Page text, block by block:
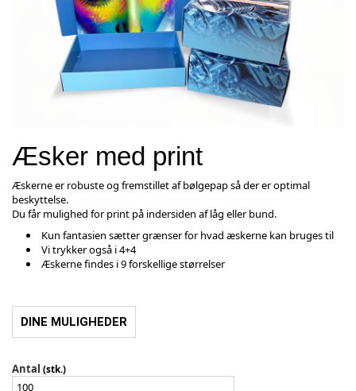
Æsker med print
Æskerne er robuste og fremstillet af bølgepap så der er optimal
beskyttelse.
Du får mulighed for print på indersiden af låg eller bund.
Kun fantasien sætter grænser for hvad æskerne kan bruges til
Vi trykker også i 4+4
Æskerne findes i 9 forskellige størrelser
DINE MULIGHEDER
Antal (stk.)